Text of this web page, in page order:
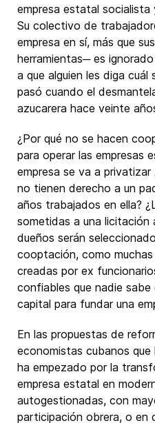
empresa estatal socialista
Su colectivo de
empresa en sí, más que
herramientas─ es
a que alguien les diga
pasó cuando el
azucarera hace veinte
¿Por qué no se hacen
para operar las empresas
empresa se va a
no tienen derecho a un
años trabajados en ella?
sometidas a una licitación
dueños serán
cooptación, como
creadas por ex
confiables que nadie
capital para fundar una
En las propuestas de
economistas cubanos
ha empezado por la
empresa estatal en
autogestionadas, con
participación obrera, o en